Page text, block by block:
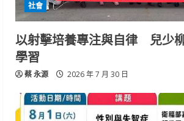
社會
以射擊培養專注與自律 兒少
學習
蔡 永源 2026 年 7 月 30 日